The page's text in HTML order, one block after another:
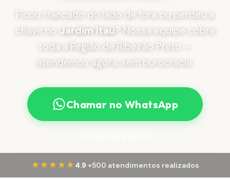
Ficou trancado do lado de fora ou perdeu a
chave no Jardim Itaú? Nossa equipe cobre
toda a Região de Ribeirão Preto —
atendemos agora, sem burocracia.
Chamar no WhatsApp
★★★★★ 4.9·+500 atendimentos realizados